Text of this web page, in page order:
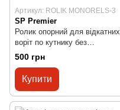
Артикул: ROLIK MONORELS-3
SP Premier
Ролик опорний для відкатних
воріт по кутнику без
кронштейну
500 грн
Купити